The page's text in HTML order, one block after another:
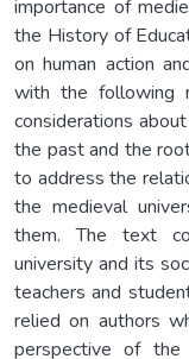
importance of
the History of
on human action
with the following
considerations
the past and the
to address the
the medieval
them. The text
university and its
teachers and
relied on authors
perspective of the